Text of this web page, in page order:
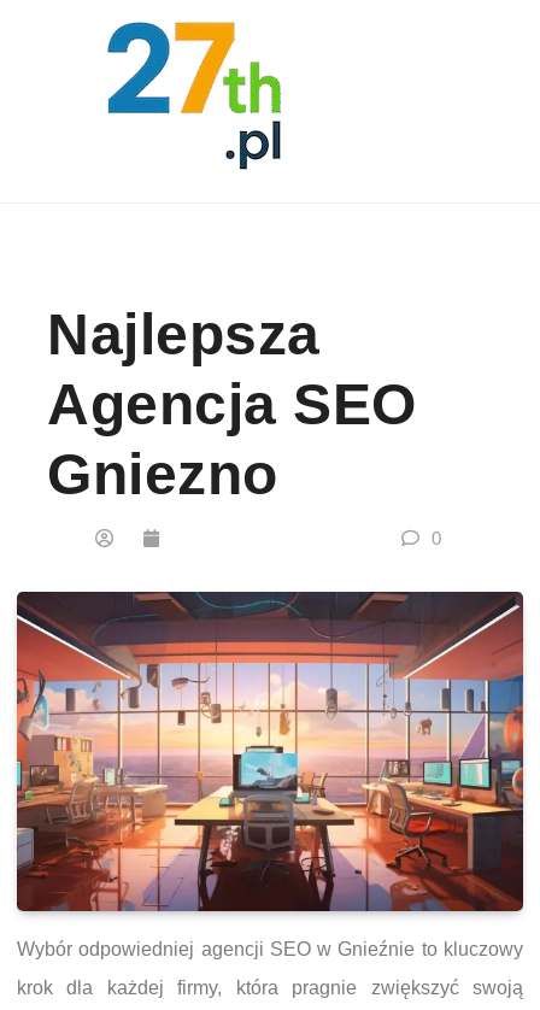
Najlepsza
Agencja SEO
Gniezno
0
Wybór odpowiedniej agencji SEO w Gnieźnie to kluczowy
krok dla każdej firmy, która pragnie zwiększyć swoją